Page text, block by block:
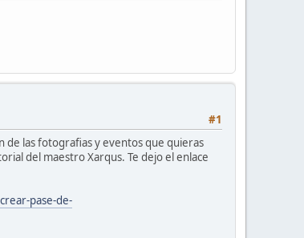
#1
de las fotografias y eventos que quieras
del maestro Xarqus. Te dejo el enlace
pase-de-